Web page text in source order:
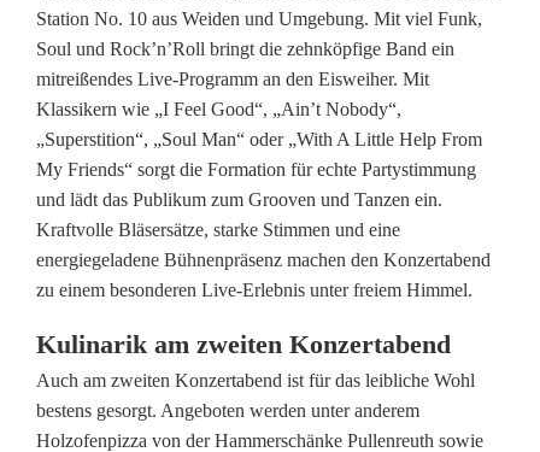
n
z
e
r
t
e
a
m
E
i
Station No. 10 aus Weiden und Umgebung. Mit viel Funk,
Soul und Rock’n’Roll bringt die zehnköpfige Band ein
mitreißendes Live-Programm an den Eisweiher. Mit
Klassikern wie „I Feel Good“, „Ain’t Nobody“,
„Superstition“, „Soul Man“ oder „With A Little Help From
My Friends“ sorgt die Formation für echte Partystimmung
und lädt das Publikum zum Grooven und Tanzen ein.
Kraftvolle Bläsersätze, starke Stimmen und eine
energiegeladene Bühnenpräsenz machen den Konzertabend
zu einem besonderen Live-Erlebnis unter freiem Himmel.
Kulinarik am zweiten Konzertabend
Auch am zweiten Konzertabend ist für das leibliche Wohl
bestens gesorgt. Angeboten werden unter anderem
Holzofenpizza von der Hammerschänke Pullenreuth sowie